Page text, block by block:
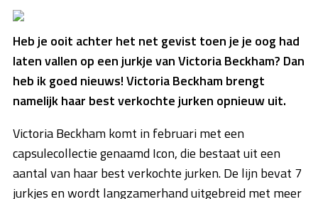
Heb je ooit achter het net gevist toen je je oog had
laten vallen op een jurkje van Victoria Beckham? Dan
heb ik goed nieuws! Victoria Beckham brengt
namelijk haar best verkochte jurken opnieuw uit.
Victoria Beckham komt in februari met een
capsulecollectie genaamd Icon, die bestaat uit een
aantal van haar best verkochte jurken. De lijn bevat 7
jurkjes en wordt langzamerhand uitgebreid met meer